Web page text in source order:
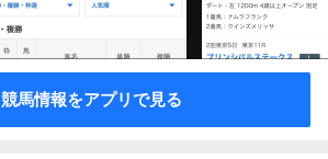
競馬情報をアプリで見る